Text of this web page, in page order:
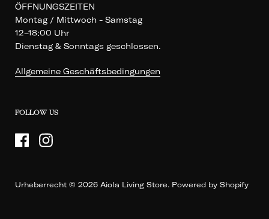
ÖFFNUNGSZEITEN
Montag / Mittwoch - Samstag
12–18:00 Uhr
Dienstag & Sonntags geschlossen.
Allgemeine Geschäftsbedingungen
FOLLOW US
Urheberrecht © 2026 Aiola Living Store. Powered by Shopify